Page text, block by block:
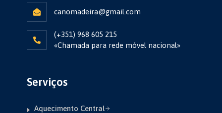
canomadeira@gmail.com
(+351) 968 605 215
«Chamada para rede móvel nacional»
Serviços
Aquecimento Central